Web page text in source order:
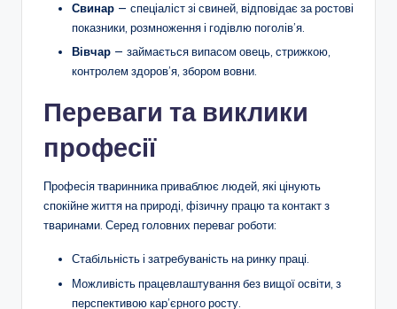
Свинар — спеціаліст зі свиней, відповідає за ростові
показники, розмноження і годівлю поголів’я.
Вівчар — займається випасом овець, стрижкою,
контролем здоров’я, збором вовни.
Переваги та виклики
професії
Професія тваринника приваблює людей, які цінують
спокійне життя на природі, фізичну працю та контакт з
тваринами. Серед головних переваг роботи:
Стабільність і затребуваність на ринку праці.
Можливість працевлаштування без вищої освіти, з
перспективою кар’єрного росту.